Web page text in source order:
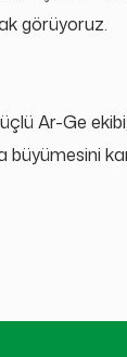
görüyoruz.
Ar-Ge